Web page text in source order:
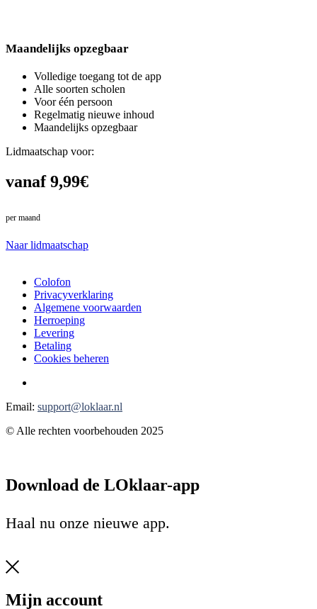
Maandelijks opzegbaar
Volledige toegang tot de app
Alle soorten scholen
Voor één persoon
Regelmatig nieuwe inhoud
Maandelijks opzegbaar
Lidmaatschap voor:
vanaf 9,99€
per maand
Naar lidmaatschap
Colofon
Privacyverklaring
Algemene voorwaarden
Herroeping
Levering
Betaling
Cookies beheren
Email: support@loklaar.nl
© Alle rechten voorbehouden 2025
Download de LOklaar-app
Haal nu onze nieuwe app.
Mijn account